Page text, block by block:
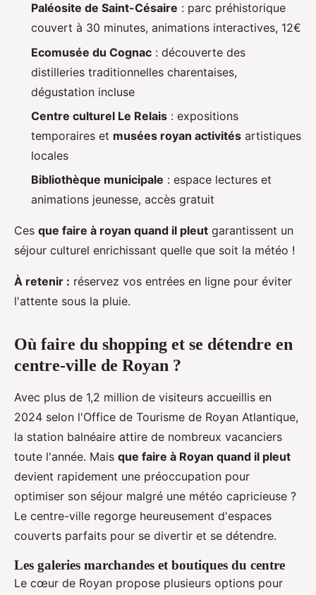
Paléosite de Saint-Césaire : parc préhistorique
couvert à 30 minutes, animations interactives, 12€
Ecomusée du Cognac : découverte des
distilleries traditionnelles charentaises,
dégustation incluse
Centre culturel Le Relais : expositions
temporaires et musées royan activités artistiques
locales
Bibliothèque municipale : espace lectures et
animations jeunesse, accès gratuit
Ces que faire à royan quand il pleut garantissent un
séjour culturel enrichissant quelle que soit la météo !
À retenir : réservez vos entrées en ligne pour éviter
l'attente sous la pluie.
Où faire du shopping et se détendre en
centre-ville de Royan ?
Avec plus de 1,2 million de visiteurs accueillis en
2024 selon l'Office de Tourisme de Royan Atlantique,
la station balnéaire attire de nombreux vacanciers
toute l'année. Mais que faire à Royan quand il pleut
devient rapidement une préoccupation pour
optimiser son séjour malgré une météo capricieuse ?
Le centre-ville regorge heureusement d'espaces
couverts parfaits pour se divertir et se détendre.
Les galeries marchandes et boutiques du centre
Le cœur de Royan propose plusieurs options pour